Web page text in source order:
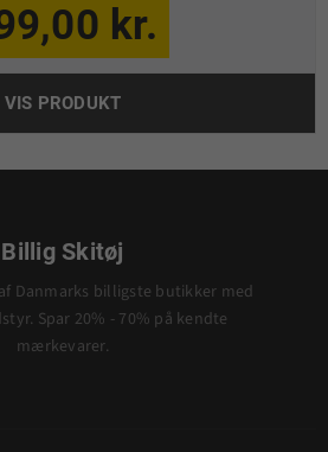
kr.
VIS PRODUKT
Billig Skitøj
Danmarks billigste butikker med
Spar 20% - 70% på kendte
mærkevarer.